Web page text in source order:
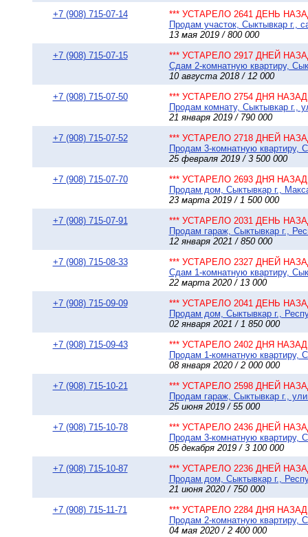
+7 (908) 715-07-14
*** УСТАРЕЛО 2641 ДЕНЬ
Продам участок, Сыктывкар г.,
13 мая 2019 / 800 000
+7 (908) 715-07-15
*** УСТАРЕЛО 2917 ДНЕЙ
Сдам 2-комнатную квартиру,
10 августа 2018 / 12 000
+7 (908) 715-07-50
*** УСТАРЕЛО 2754 ДНЯ НАЗАД
Продам комнату, Сыктывкар г.,
21 января 2019 / 790 000
+7 (908) 715-07-52
*** УСТАРЕЛО 2718 ДНЕЙ
Продам 3-комнатную квартиру,
25 февраля 2019 / 3 500 000
+7 (908) 715-07-70
*** УСТАРЕЛО 2693 ДНЯ НАЗАД
Продам дом, Сыктывкар г.,
23 марта 2019 / 1 500 000
+7 (908) 715-07-91
*** УСТАРЕЛО 2031 ДЕНЬ
Продам гараж, Сыктывкар г.,
12 января 2021 / 850 000
+7 (908) 715-08-33
*** УСТАРЕЛО 2327 ДНЕЙ
Сдам 1-комнатную квартиру,
22 марта 2020 / 13 000
+7 (908) 715-09-09
*** УСТАРЕЛО 2041 ДЕНЬ
Продам дом, Сыктывкар г.,
02 января 2021 / 1 850 000
+7 (908) 715-09-43
*** УСТАРЕЛО 2402 ДНЯ НАЗАД
Продам 1-комнатную квартиру,
08 января 2020 / 2 000 000
+7 (908) 715-10-21
*** УСТАРЕЛО 2598 ДНЕЙ
Продам гараж, Сыктывкар г.,
25 июня 2019 / 55 000
+7 (908) 715-10-78
*** УСТАРЕЛО 2436 ДНЕЙ
Продам 3-комнатную квартиру,
05 декабря 2019 / 3 100 000
+7 (908) 715-10-87
*** УСТАРЕЛО 2236 ДНЕЙ
Продам дом, Сыктывкар г.,
21 июня 2020 / 750 000
+7 (908) 715-11-71
*** УСТАРЕЛО 2284 ДНЯ НАЗАД
Продам 2-комнатную квартиру,
04 мая 2020 / 2 400 000